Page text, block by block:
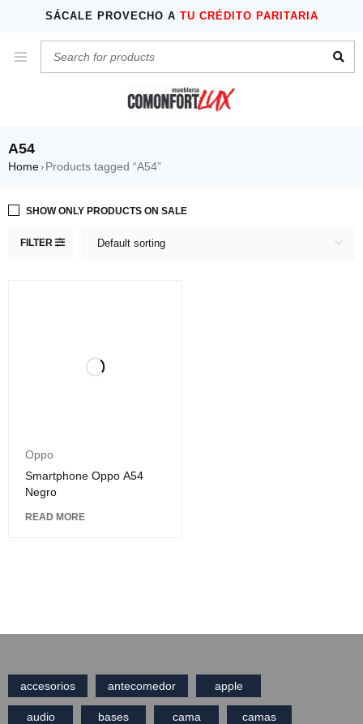
SÁCALE PROVECHO A TU CRÉDITO PARITARIA
A54
Home› Products tagged “A54”
FILTER Default sorting
SHOW ONLY PRODUCTS ON SALE
Oppo
Smartphone Oppo A54
Negro
READ MORE
accesorios antecomedor apple
audio bases cama camas